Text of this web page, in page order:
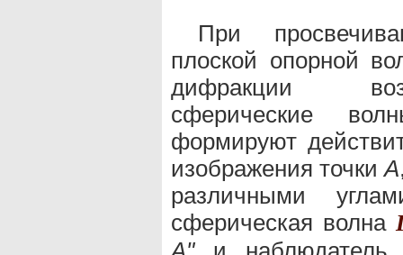
При
плоской опорной
дифракции
сферические
формируют
изображения точкиА
различными
сферическая волна